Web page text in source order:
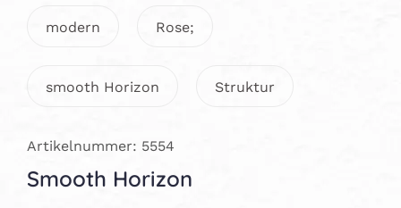
modern Rose;
smooth Horizon Struktur
Artikelnummer: 5554
Smooth Horizon